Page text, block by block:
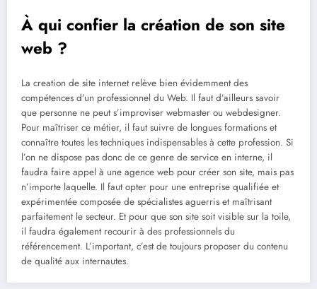
À qui confier la création de son site
web ?
La creation de site internet relève bien évidemment des
compétences d’un professionnel du Web. Il faut d’ailleurs savoir
que personne ne peut s’improviser webmaster ou webdesigner.
Pour maîtriser ce métier, il faut suivre de longues formations et
connaître toutes les techniques indispensables à cette profession. Si
l’on ne dispose pas donc de ce genre de service en interne, il
faudra faire appel à une agence web pour créer son site, mais pas
n’importe laquelle. Il faut opter pour une entreprise qualifiée et
expérimentée composée de spécialistes aguerris et maîtrisant
parfaitement le secteur. Et pour que son site soit visible sur la toile,
il faudra également recourir à des professionnels du
référencement. L’important, c’est de toujours proposer du contenu
de qualité aux internautes.